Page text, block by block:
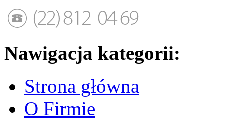
Nawigacja kategorii:
Strona główna
O Firmie